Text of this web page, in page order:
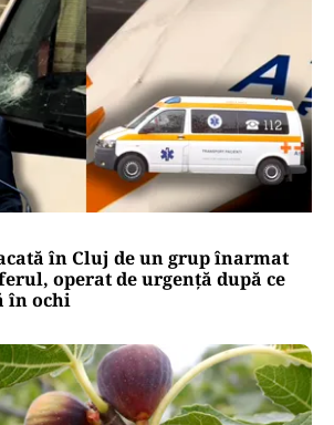
în Cluj de un grup înarmat
operat de urgență după ce
în ochi